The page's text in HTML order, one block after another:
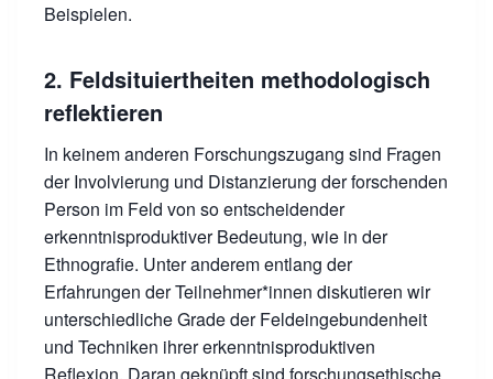
Beispielen.
2. Feldsituiertheiten methodologisch
reflektieren
In keinem anderen Forschungszugang sind Fragen
der Involvierung und Distanzierung der forschenden
Person im Feld von so entscheidender
erkenntnisproduktiver Bedeutung, wie in der
Ethnografie. Unter anderem entlang der
Erfahrungen der Teilnehmer*innen diskutieren wir
unterschiedliche Grade der Feldeingebundenheit
und Techniken ihrer erkenntnisproduktiven